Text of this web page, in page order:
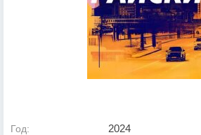
Год: 2024